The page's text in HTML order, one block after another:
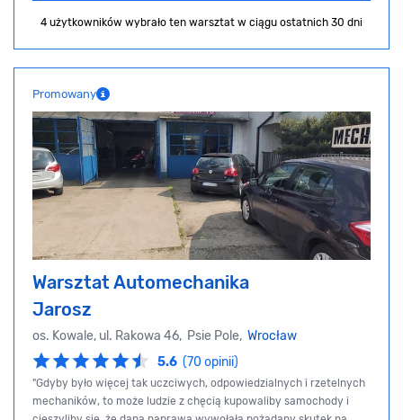
4 użytkowników wybrało ten warsztat w ciągu ostatnich 30 dni
Promowany
Warsztat Automechanika
Jarosz
os. Kowale, ul. Rakowa 46, Psie Pole, Wrocław
5.6 (70 opinii)
"Gdyby było więcej tak uczciwych, odpowiedzialnych i rzetelnych
mechaników, to może ludzie z chęcią kupowaliby samochody i